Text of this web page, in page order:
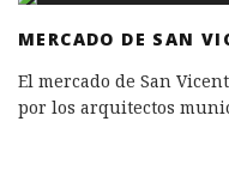
MERCADO DE SAN
El mercado de San
por los arquitectos